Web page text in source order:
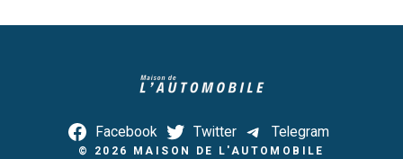
Facebook Twitter Telegram
© 2026 MAISON DE L'AUTOMOBILE